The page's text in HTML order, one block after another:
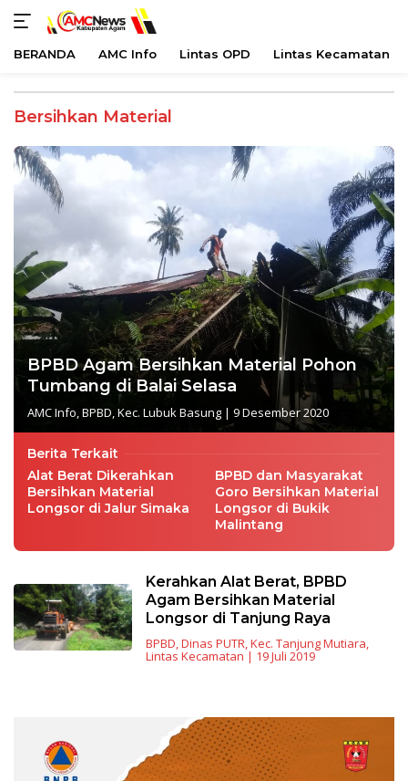
konten
BERANDA AMC Info Lintas OPD Lintas Kecamatan
Bersihkan Material
BPBD Agam Bersihkan Material Pohon
Tumbang di Balai Selasa
AMC Info BPBD Kec. Lubuk Basung | 9 Desember 2020
Berita Terkait
Alat Berat Dikerahkan
Bersihkan Material
Longsor di Jalur Simaka
BPBD dan Masyarakat
Goro Bersihkan Material
Longsor di Bukik
Malintang
Kerahkan Alat Berat, BPBD
Agam Bersihkan Material
Longsor di Tanjung Raya
BPBD Dinas PUTR Kec. Tanjung Mutiara
Lintas Kecamatan | 19 Juli 2019